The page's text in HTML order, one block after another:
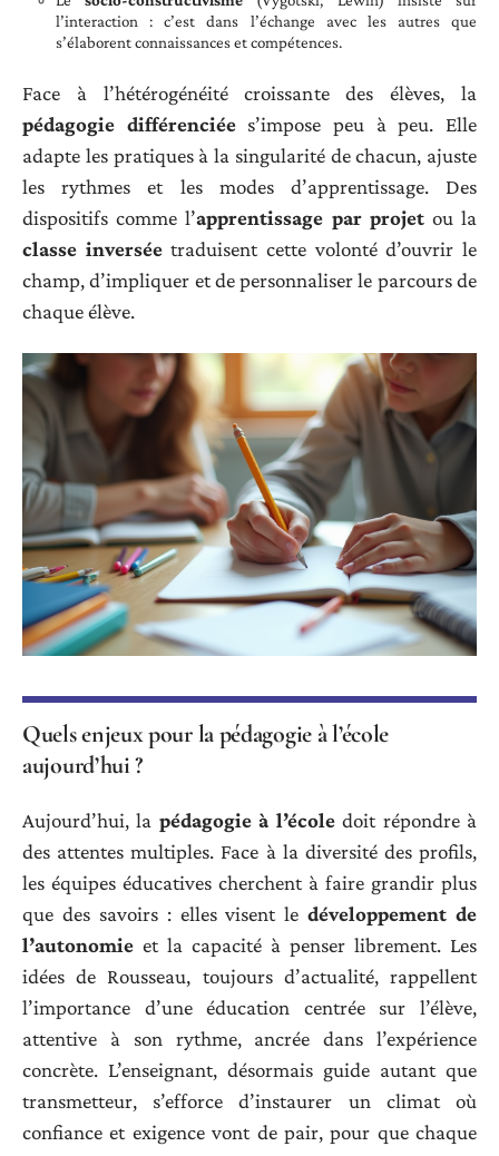
l’interaction : c’est dans l’échange avec les autres que
s’élaborent connaissances et compétences.
Face à l’hétérogénéité croissante des élèves, la
pédagogie différenciées’impose peu à peu. Elle
adapte les pratiques à la singularité de chacun, ajuste
les rythmes et les modes d’apprentissage. Des
dispositifs comme l’apprentissage par projetou la
classe inverséetraduisent cette volonté d’ouvrir le
champ, d’impliquer et de personnaliser le parcours de
chaque élève.
Quels enjeux pour la pédagogie à l’école
aujourd’hui ?
Aujourd’hui, la pédagogie à l’écoledoit répondre à
des attentes multiples. Face à la diversité des profils,
les équipes éducatives cherchent à faire grandir plus
que des savoirs : elles visent ledéveloppement de
l’autonomie et la capacité à penser librement. Les
idées de Rousseau, toujours d’actualité, rappellent
l’importance d’une éducation centrée sur l’élève,
attentive à son rythme, ancrée dans l’expérience
concrète. L’enseignant, désormais guide autant que
transmetteur, s’efforce d’instaurer un climat où
confiance et exigence vont de pair, pour que chaque